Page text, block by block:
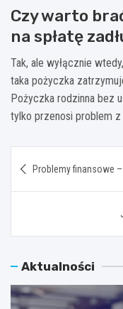
Czy warto
na spłatę
Tak, ale wyłącznie
taka pożyczka
Pożyczka rodzinna bez
tylko przenosi problem
wpisu
Problemy finansowe
Aktualności